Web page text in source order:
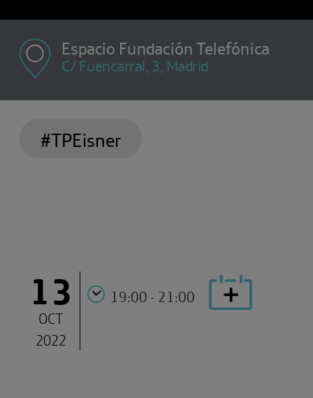
Espacio Fundación Telefónica
C/ Fuencarral, 3, Madrid
#TPEisner
13
OCT
2022
19:00 - 21:00